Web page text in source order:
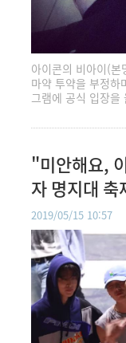
아이콘의 비아이(
마약 투약을 부정
그램에 공식 입장
"미안해요,
자 명지대
상)
2019/05/15 10:57